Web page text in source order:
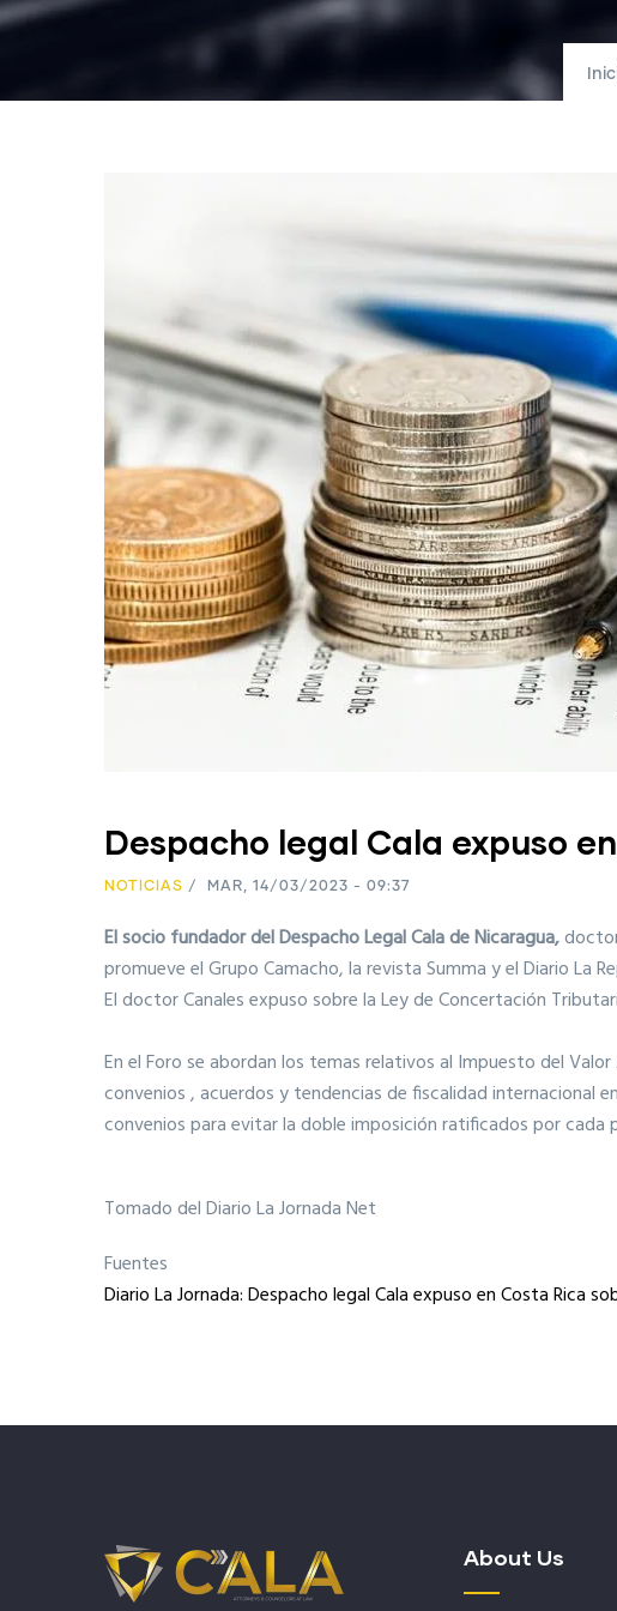
Despacho legal Cala expuso
NOTICIAS / MAR, 14/03/2023 - 09:37
El socio fundador del Despacho Legal Cala de Nicaragua,
promueve el Grupo Camacho, la revista Summa y el Diario La
El doctor Canales expuso sobre la Ley de Concertación
En el Foro se abordan los temas relativos al Impuesto del
convenios , acuerdos y tendencias de fiscalidad internacional
convenios para evitar la doble imposición ratificados por cada
Tomado del Diario La Jornada Net
Fuentes
Diario La Jornada: Despacho legal Cala expuso en Costa Rica
About Us